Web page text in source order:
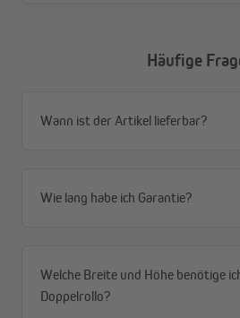
Deine Vorteile auf einen Blick
verhindert das Ausfransen der
Stoffe von blickdicht bis
Häufige
Wann ist der Artikel lieferbar?
Wie lang habe ich Garantie?
Welche Breite und Höhe benötige
Doppelrollo?